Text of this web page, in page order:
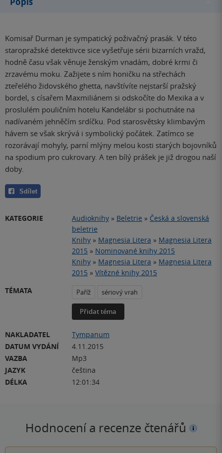
Komisař Durman je sympatický poživačný prasák. V této
staropražské detektivce sice vyšetřuje sérii bizarních vražd,
hodně času však věnuje ženským vnadám, dobré krmi či
zrzavému moku. Zažijete s ním honičku na střechách
zteřelého židovského ghetta, navštívíte nejstarší pražský
bordel, s císařem Maxmiliánem si odskočíte do Mexika a v
proslulém pouličním hotelu Kandelábr si pochutnáte na
nadívaném jehněčím srdíčku. Pod starosvětsky klimbavým
hávem se však skrývá i symbolický počátek. Zatímco se
rozorávají mohyly, parní mlýny melou kosti starých bojovníků
na spodium pro cukrovary. A ten bílý prášek je již drogou naší
doby.
Sdílet
KATEGORIE Audioknihy » Beletrie » Česká a slovenská
beletrie
Knihy » Magnesia Litera » Magnesia Litera
2015 » Nominované knihy 2015
Knihy » Magnesia Litera » Magnesia Litera
2015 » Vítězné knihy 2015
TÉMATA
Paříž sériový vrah
Přidat téma
NAKLADATEL
Tympanum
DATUM VYDÁNÍ
4.11.2015
VAZBA
Mp3
JAZYK
čeština
DÉLKA
12:01:34
Hodnocení a recenze čtenářů